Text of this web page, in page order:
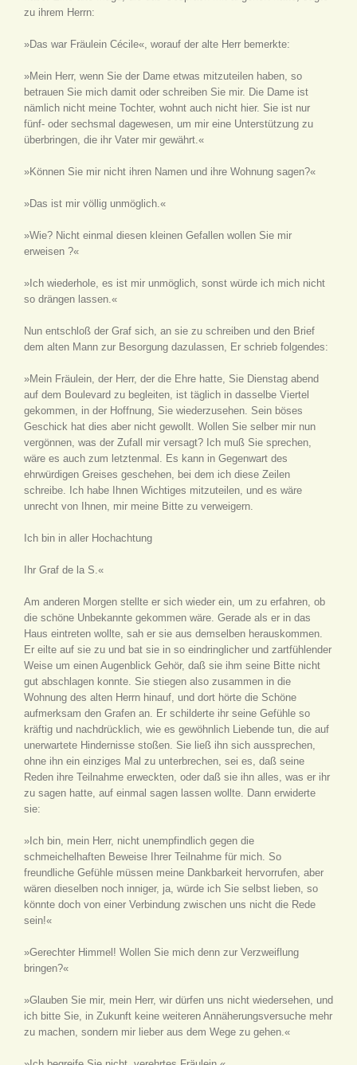
zu ihrem Herrn:
»Das war Fräulein Cécile«, worauf der alte Herr bemerkte:
»Mein Herr, wenn Sie der Dame etwas mitzuteilen haben, so
betrauen Sie mich damit oder schreiben Sie mir. Die Dame ist
nämlich nicht meine Tochter, wohnt auch nicht hier. Sie ist nur
fünf- oder sechsmal dagewesen, um mir eine Unterstützung zu
überbringen, die ihr Vater mir gewährt.«
»Können Sie mir nicht ihren Namen und ihre Wohnung sagen?«
»Das ist mir völlig unmöglich.«
»Wie? Nicht einmal diesen kleinen Gefallen wollen Sie mir
erweisen ?«
»Ich wiederhole, es ist mir unmöglich, sonst würde ich mich nicht
so drängen lassen.«
Nun entschloß der Graf sich, an sie zu schreiben und den Brief
dem alten Mann zur Besorgung dazulassen, Er schrieb folgendes:
»Mein Fräulein, der Herr, der die Ehre hatte, Sie Dienstag abend
auf dem Boulevard zu begleiten, ist täglich in dasselbe Viertel
gekommen, in der Hoffnung, Sie wiederzusehen. Sein böses
Geschick hat dies aber nicht gewollt. Wollen Sie selber mir nun
vergönnen, was der Zufall mir versagt? Ich muß Sie sprechen,
wäre es auch zum letztenmal. Es kann in Gegenwart des
ehrwürdigen Greises geschehen, bei dem ich diese Zeilen
schreibe. Ich habe Ihnen Wichtiges mitzuteilen, und es wäre
unrecht von Ihnen, mir meine Bitte zu verweigern.
Ich bin in aller Hochachtung
Ihr Graf de la S.«
Am anderen Morgen stellte er sich wieder ein, um zu erfahren, ob
die schöne Unbekannte gekommen wäre. Gerade als er in das
Haus eintreten wollte, sah er sie aus demselben herauskommen.
Er eilte auf sie zu und bat sie in so eindringlicher und zartfühlender
Weise um einen Augenblick Gehör, daß sie ihm seine Bitte nicht
gut abschlagen konnte. Sie stiegen also zusammen in die
Wohnung des alten Herrn hinauf, und dort hörte die Schöne
aufmerksam den Grafen an. Er schilderte ihr seine Gefühle so
kräftig und nachdrücklich, wie es gewöhnlich Liebende tun, die auf
unerwartete Hindernisse stoßen. Sie ließ ihn sich aussprechen,
ohne ihn ein einziges Mal zu unterbrechen, sei es, daß seine
Reden ihre Teilnahme erweckten, oder daß sie ihn alles, was er ihr
zu sagen hatte, auf einmal sagen lassen wollte. Dann erwiderte
sie:
»Ich bin, mein Herr, nicht unempfindlich gegen die
schmeichelhaften Beweise Ihrer Teilnahme für mich. So
freundliche Gefühle müssen meine Dankbarkeit hervorrufen, aber
wären dieselben noch inniger, ja, würde ich Sie selbst lieben, so
könnte doch von einer Verbindung zwischen uns nicht die Rede
sein!«
»Gerechter Himmel! Wollen Sie mich denn zur Verzweiflung
bringen?«
»Glauben Sie mir, mein Herr, wir dürfen uns nicht wiedersehen, und
ich bitte Sie, in Zukunft keine weiteren Annäherungsversuche mehr
zu machen, sondern mir lieber aus dem Wege zu gehen.«